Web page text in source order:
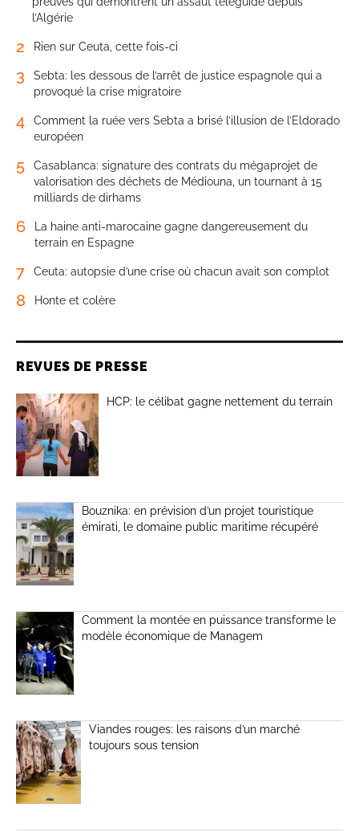
l’Algérie
2 Rien sur Ceuta, cette fois-ci
3
Sebta: les dessous de l’arrêt de justice espagnole qui a
provoqué la crise migratoire
4
Comment la ruée vers Sebta a brisé l’illusion de l’Eldorado
européen
5
Casablanca: signature des contrats du mégaprojet de
valorisation des déchets de Médiouna, un tournant à 15
milliards de dirhams
6
La haine anti-marocaine gagne dangereusement du
terrain en Espagne
7 Ceuta: autopsie d’une crise où chacun avait son complot
8 Honte et colère
REVUES DE PRESSE
HCP: le célibat gagne nettement du terrain
Bouznika: en prévision d’un projet touristique
émirati, le domaine public maritime récupéré
Comment la montée en puissance transforme le
modèle économique de Managem
Viandes rouges: les raisons d’un marché
toujours sous tension